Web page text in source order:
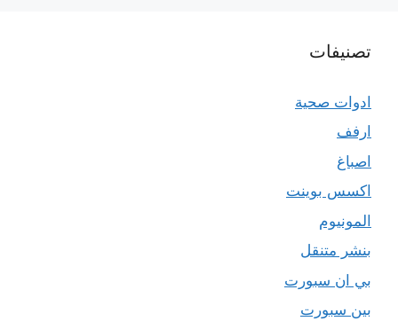
تصنيفات
ادوات صحية
ارفف
اصباغ
اكسس بوينت
المونيوم
بنشر متنقل
بي ان سبورت
بين سبورت